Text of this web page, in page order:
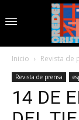
Inicio Revista de
Revista de prensa
14 DE